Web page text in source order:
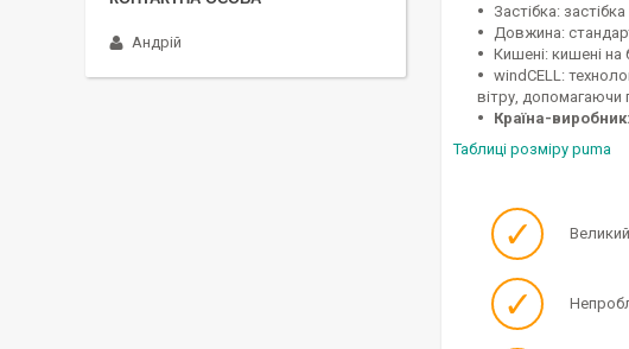
Застібка:
Довжина:
Кишені: кишені на
windCELL:
вітру, допомагаючи
Країна-виробник:
Таблиці розміру puma
✓
✓
Андрій